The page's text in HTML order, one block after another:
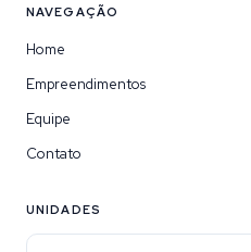
NAVEGAÇÃO
Home
Empreendimentos
Equipe
Contato
UNIDADES